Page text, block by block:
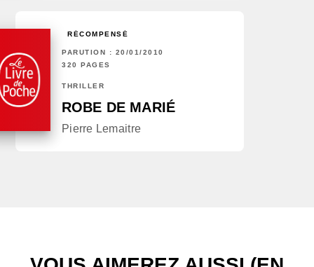
RÉCOMPENSÉ
PARUTION : 20/01/2010
320 PAGES
THRILLER
ROBE DE MARIÉ
Pierre Lemaitre